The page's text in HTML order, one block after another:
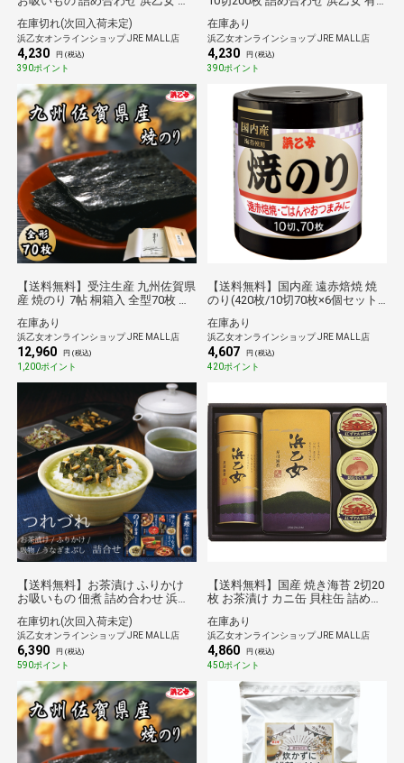
れづれ-30 ギフト 贈答品
在庫切れ(次回入荷未定)
浜乙女オンラインショップ JRE MALL店
4,230 円 (税込)
390ポイント
在庫あり
浜乙女オンラインショップ JRE MALL店
4,230 円 (税込)
390ポイント
【送料無料】受注生産 九州佐賀県
産 焼のり 7帖 桐箱入 全型70枚 有
女 ギフト 贈答品 (2026/5/1より価
格改定)
在庫あり
浜乙女オンラインショップ JRE MALL店
12,960 円 (税込)
1,200ポイント
【送料無料】国内産 遠赤焙焼 焼
のり(420枚/10切70枚×6個セット)
在庫あり
浜乙女オンラインショップ JRE MALL店
4,607 円 (税込)
420ポイント
【送料無料】お茶漬け ふりかけ
お吸いもの 佃煮 詰め合わせ 浜乙
在庫切れ(次回入荷未定)
浜乙女オンラインショップ JRE MALL店
6,390 円 (税込)
590ポイント
【送料無料】国産 焼き海苔 2切20
枚 お茶漬け カニ缶 貝柱缶 詰め合
在庫あり
浜乙女オンラインショップ JRE MALL店
4,860 円 (税込)
450ポイント